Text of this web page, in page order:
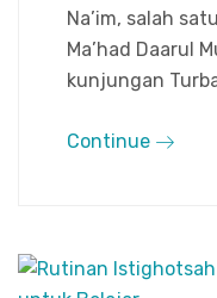
Na’im, salah
Ma’had Daarul
kunjungan
Continue